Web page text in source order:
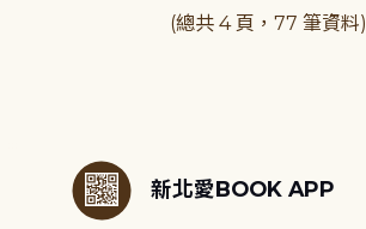
(總共 4 頁，77 筆資料)
新北愛BOOK APP